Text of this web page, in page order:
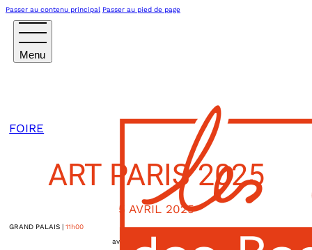
Passer au contenu principal Passer au pied de page
FOIRE
ART PARIS 2025
5 AVRIL 2025
GRAND PALAIS
11h00
avenue Winston-Churchill